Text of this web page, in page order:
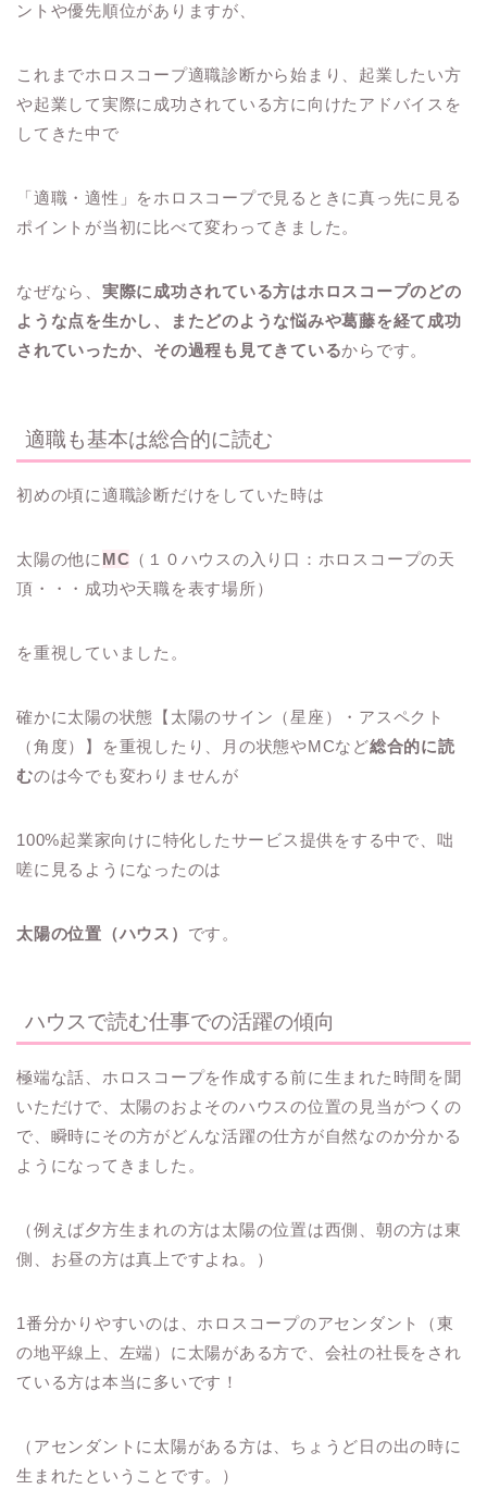
ントや優先順位がありますが、
これまでホロスコープ適職診断から始まり、起業したい方
や起業して実際に成功されている方に向けたアドバイスを
してきた中で
「適職・適性」をホロスコープで見るときに真っ先に見る
ポイントが当初に比べて変わってきました。
なぜなら、 実際に成功されている方はホロスコープのどの
ような点を生かし、またどのような悩みや葛藤を経て成功
されていったか、その過程も見てきているからです。
適職も基本は総合的に読む
初めの頃に適職診断だけをしていた時は
太陽の他に MC （１０ハウスの入り口：ホロスコープの天
頂・・・成功や天職を表す場所）
を重視していました。
確かに太陽の状態【太陽のサイン（星座）・アスペクト
（角度）】を重視したり、月の状態やMCなど総合的に読
むのは今でも変わりませんが
100%起業家向けに特化したサービス提供をする中で、咄
嗟に見るようになったのは
太陽の位置（ハウス） です。
ハウスで読む仕事での活躍の傾向
極端な話、ホロスコープを作成する前に生まれた時間を聞
いただけで、太陽のおよそのハウスの位置の見当がつくの
で、瞬時にその方がどんな活躍の仕方が自然なのか分かる
ようになってきました。
（例えば夕方生まれの方は太陽の位置は西側、朝の方は東
側、お昼の方は真上ですよね。）
1番分かりやすいのは、ホロスコープのアセンダント（東
の地平線上、左端）に太陽がある方で、会社の社長をされ
ている方は本当に多いです！
（アセンダントに太陽がある方は、ちょうど日の出の時に
生まれたということです。）